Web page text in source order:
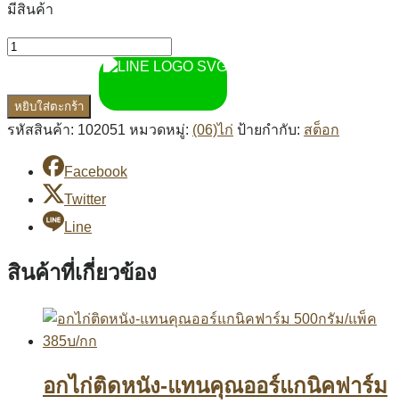
มีสินค้า
หยิบใส่ตะกร้า
รหัสสินค้า: 102051 หมวดหมู่: (06)ไก่ ป้ายกำกับ: สต็อก
Facebook
Twitter
Line
สินค้าที่เกี่ยวข้อง
อกไก่ติดหนัง-แทนคุณออร์แกนิคฟาร์ม